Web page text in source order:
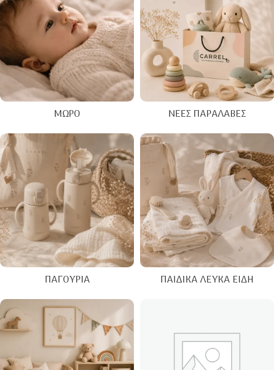
ΜΩΡΌ ΝΈΕΣ ΠΑΡΑΛΑΒΈΣ
ΠΑΓΟΎΡΙΑ ΠΑΙΔΙΚΆ ΛΕΥΚΆ ΕΊΔΗ